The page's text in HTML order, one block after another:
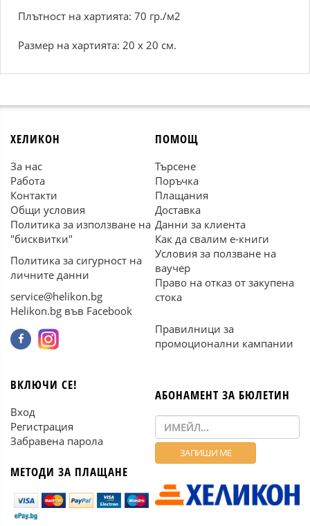
Плътност на хартията: 70 гр./м2
Размер на хартията: 20 х 20 см.
ХЕЛИКОН
За нас
Работа
Контакти
Общи условия
Политика за използване на
"бисквитки"
Политика за сигурност на
личните данни
service@helikon.bg
Helikon.bg във Facebook
ПОМОЩ
Търсене
Поръчка
Плащания
Доставка
Данни за клиента
Как да свалим е-книги
Условия за ползване на
ваучер
Право на отказ от закупена
стока
Правилници за
промоционални кампании
ВКЛЮЧИ СЕ!
Вход
Регистрация
Забравена парола
МЕТОДИ ЗА ПЛАЩАНЕ
АБОНАМЕНТ ЗА БЮЛЕТИН